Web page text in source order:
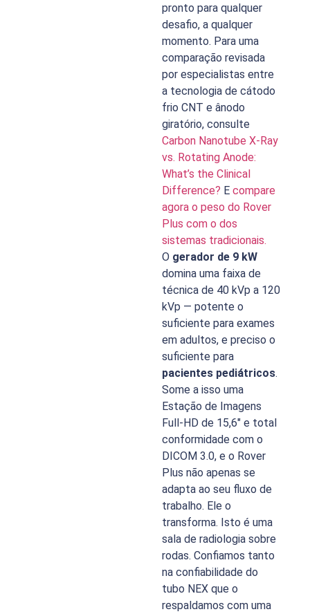
pronto para qualquer
desafio, a qualquer
momento. Para uma
comparação revisada
por especialistas entre
a tecnologia de cátodo
frio CNT e ânodo
giratório, consulte
Carbon Nanotube X-Ray
vs. Rotating Anode:
What’s the Clinical
Difference? E compare
agora o peso do Rover
Plus com o dos
sistemas tradicionais.
O gerador de 9 kW
domina uma faixa de
técnica de 40 kVp a 120
kVp — potente o
suficiente para exames
em adultos, e preciso o
suficiente para
pacientes pediátricos.
Some a isso uma
Estação de Imagens
Full-HD de 15,6″ e total
conformidade com o
DICOM 3.0, e o Rover
Plus não apenas se
adapta ao seu fluxo de
trabalho. Ele o
transforma. Isto é uma
sala de radiologia sobre
rodas. Confiamos tanto
na confiabilidade do
tubo NEX que o
respaldamos com uma